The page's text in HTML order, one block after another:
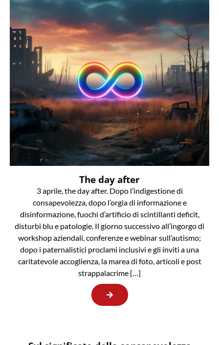
The day after
3 aprile, the day after. Dopo l’indigestione di
consapevolezza, dopo l’orgia di informazione e
disinformazione, fuochi d’artificio di scintillanti deficit,
disturbi blu e patologie. Il giorno successivo all’ingorgo di
workshop aziendali, conferenze e webinar sull’autismo;
dopo i paternalistici proclami inclusivi e gli inviti a una
caritatevole accoglienza, la marea di foto, articoli e post
strappalacrime […]